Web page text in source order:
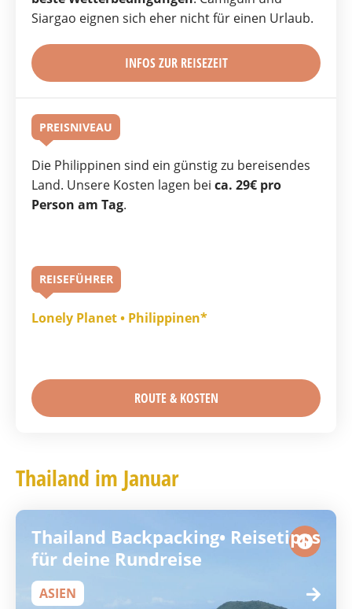
Siargao eignen sich eher nicht für einen Urlaub.
INFOS ZUR REISEZEIT
PREISNIVEAU
Die Philippinen sind ein günstig zu bereisendes
Land. Unsere Kosten lagen bei ca. 29€ pro
Person am Tag.
REISEFÜHRER
Lonely Planet • Philippinen*
ROUTE & KOSTEN
Thailand im Januar
Thailand Backpacking• Reisetipps
für deine Rundreise
ASIEN